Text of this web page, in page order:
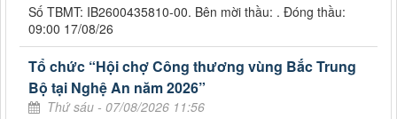
Số TBMT: IB2600435810-00. Bên mời thầu: . Đóng thầu:
09:00 17/08/26
Tổ chức “Hội chợ Công thương vùng Bắc Trung
Bộ tại Nghệ An năm 2026”
Thứ sáu - 07/08/2026 11:56